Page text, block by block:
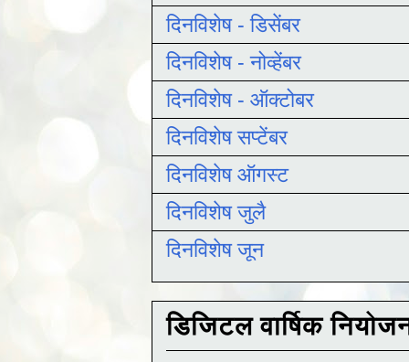
दिनविशेष - डिसेंबर
दिनविशेष - नोव्हेंबर
दिनविशेष - ऑक्टोबर
दिनविशेष सप्टेंबर
दिनविशेष ऑगस्ट
दिनविशेष जुलै
दिनविशेष जून
डिजिटल वार्षिक